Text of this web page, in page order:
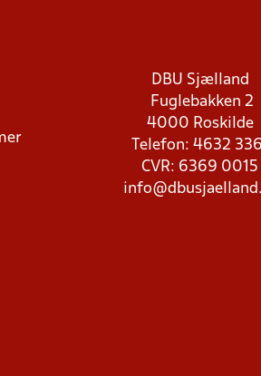
DBU Sjælland
Fuglebakken 2
4000 Roskilde
Telefon: 4632
CVR: 6369 0015